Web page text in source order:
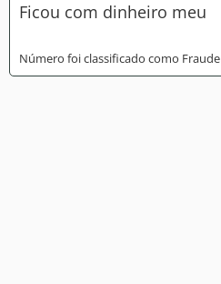
Ficou com dinheiro meu
Número foi classificado como Fraude